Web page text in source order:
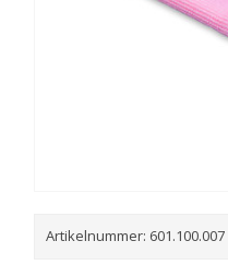
Artikelnummer: 601.100.007